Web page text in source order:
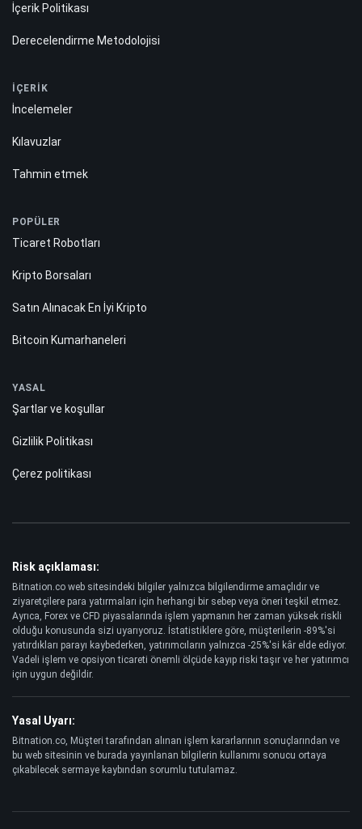
İçerik Politikası
Derecelendirme Metodolojisi
İÇERİK
İncelemeler
Kılavuzlar
Tahmin etmek
POPÜLER
Ticaret Robotları
Kripto Borsaları
Satın Alınacak En İyi Kripto
Bitcoin Kumarhaneleri
YASAL
Şartlar ve koşullar
Gizlilik Politikası
Çerez politikası
Risk açıklaması:
Bitnation.co web sitesindeki bilgiler yalnızca bilgilendirme amaçlıdır ve
ziyaretçilere para yatırmaları için herhangi bir sebep veya öneri teşkil etmez.
Ayrıca, Forex ve CFD piyasalarında işlem yapmanın her zaman yüksek riskli
olduğu konusunda sizi uyarıyoruz. İstatistiklere göre, müşterilerin -89%'si
yatırdıkları parayı kaybederken, yatırımcıların yalnızca -25%'si kâr elde ediyor.
Vadeli işlem ve opsiyon ticareti önemli ölçüde kayıp riski taşır ve her yatırımcı
için uygun değildir.
Yasal Uyarı:
Bitnation.co, Müşteri tarafından alınan işlem kararlarının sonuçlarından ve
bu web sitesinin ve burada yayınlanan bilgilerin kullanımı sonucu ortaya
çıkabilecek sermaye kaybından sorumlu tutulamaz.